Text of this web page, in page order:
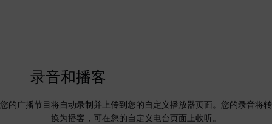
录音和播客
您的广播节目将自动录制并上传到您的自定义播放器页面。您的录音将转
换为播客，可在您的自定义电台页面上收听。